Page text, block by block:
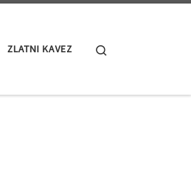
ZLATNI KAVEZ